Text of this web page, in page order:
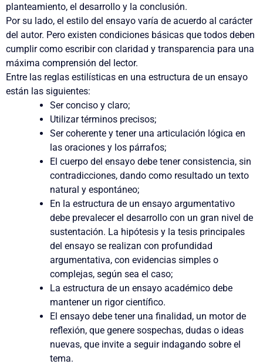
planteamiento, el desarrollo y la conclusión.
Por su lado, el estilo del ensayo varía de acuerdo al carácter
del autor. Pero existen condiciones básicas que todos deben
cumplir como escribir con claridad y transparencia para una
máxima comprensión del lector.
Entre las reglas estilísticas en una estructura de un ensayo
están las siguientes:
Ser conciso y claro;
Utilizar términos precisos;
Ser coherente y tener una articulación lógica en
las oraciones y los párrafos;
El cuerpo del ensayo debe tener consistencia, sin
contradicciones, dando como resultado un texto
natural y espontáneo;
En la estructura de un ensayo argumentativo
debe prevalecer el desarrollo con un gran nivel de
sustentación. La hipótesis y la tesis principales
del ensayo se realizan con profundidad
argumentativa, con evidencias simples o
complejas, según sea el caso;
La estructura de un ensayo académico debe
mantener un rigor científico.
El ensayo debe tener una finalidad, un motor de
reflexión, que genere sospechas, dudas o ideas
nuevas, que invite a seguir indagando sobre el
tema.